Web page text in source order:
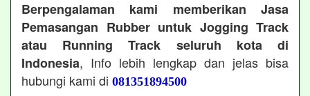
Berpengalaman kami memberikan Jasa
Pemasangan Rubber untuk Jogging Track
atau Running Track seluruh kota di
Indonesia, Info lebih lengkap dan jelas bisa
hubungi kami di 081351894500